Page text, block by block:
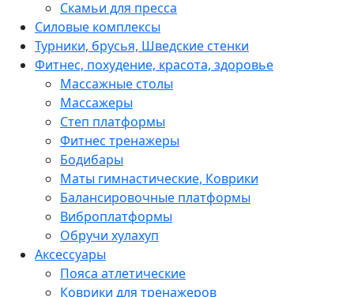
Скамьи для пресса
Силовые комплексы
Турники, брусья, Шведские стенки
Фитнес, похудение, красота, здоровье
Массажные столы
Массажеры
Степ платформы
Фитнес тренажеры
Бодибары
Маты гимнастические, Коврики
Балансировочные платформы
Виброплатформы
Обручи хулахуп
Аксессуары
Пояса атлетические
Коврики для тренажеров